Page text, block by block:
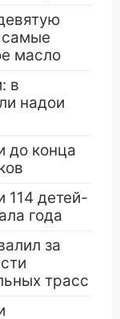
масло
в
надои
до конца
114 детей-
года
за
трасс